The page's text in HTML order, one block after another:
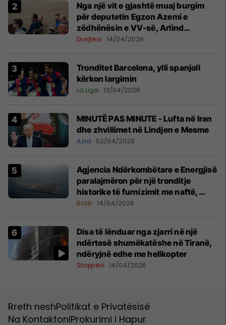
Nga një vit e gjashtë muaj burgim
për deputetin Egzon Azemi e
zëdhënësin e VV-së, Arlind
Manxhuka
Drejtësi 14/04/2026
Tronditet Barcelona, ylli spanjoll
kërkon largimin
La Liga 13/04/2026
MINUTË PAS MINUTE - Lufta në Iran
dhe zhvillimet në Lindjen e Mesme
Azia 02/04/2026
Agjencia Ndërkombëtare e Energjisë
paralajmëron për një tronditje
historike të furnizimit me naftë,
ndërsa lufta me Iranin mbyt tregjet
Botë 14/04/2026
Disa të lënduar nga zjarri në një
ndërtesë shumëkatëshe në Tiranë,
ndëryjnë edhe me helikopter
Shqipëri 14/04/2026
Rreth neshPolitikat e Privatësisë
Na KontaktoniProkurimi i Hapur